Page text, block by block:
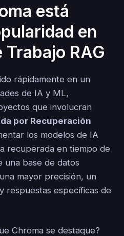
está
en
Trabajo RAG
rápidamente en un
de IA y ML,
que involucran
por Recuperación
los modelos de IA
recuperada en tiempo de
una base de datos
mayor precisión, un
respuestas específicas de
Chroma se destaque?